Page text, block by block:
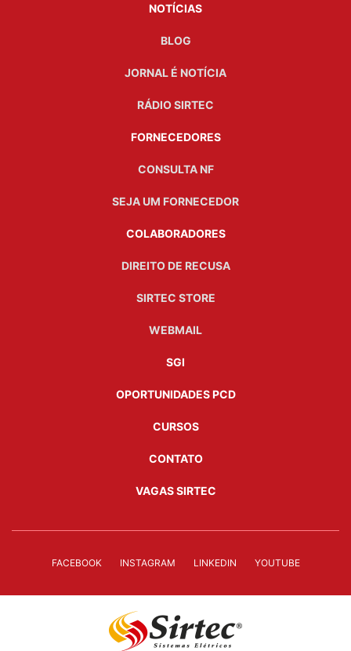
NOTÍCIAS
BLOG
JORNAL É NOTÍCIA
RÁDIO SIRTEC
FORNECEDORES
CONSULTA NF
SEJA UM FORNECEDOR
COLABORADORES
DIREITO DE RECUSA
SIRTEC STORE
WEBMAIL
SGI
OPORTUNIDADES PCD
CURSOS
CONTATO
VAGAS SIRTEC
FACEBOOK INSTAGRAM LINKEDIN YOUTUBE